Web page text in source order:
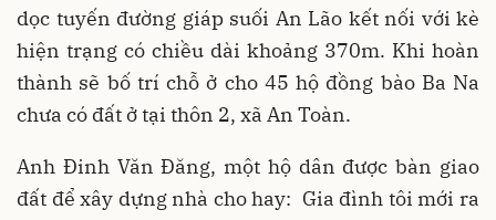
dọc tuyến đường giáp suối An Lão kết nối với kè
hiện trạng có chiều dài khoảng 370m. Khi hoàn
thành sẽ bố trí chỗ ở cho 45 hộ đồng bào Ba Na
chưa có đất ở tại thôn 2, xã An Toàn.
Anh Đinh Văn Đăng, một hộ dân được bàn giao
đất để xây dựng nhà cho hay: Gia đình tôi mới ra